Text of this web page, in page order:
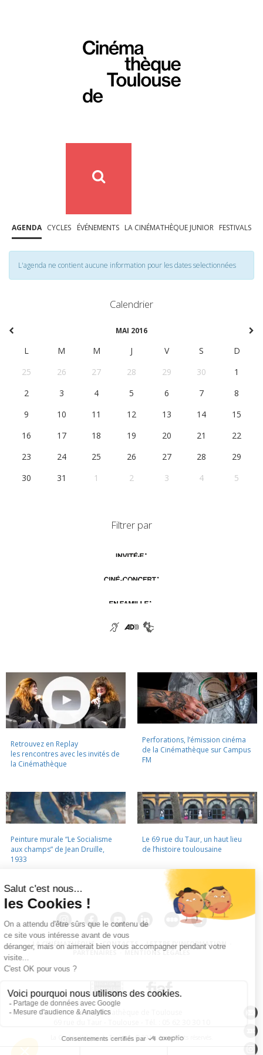
AGENDA CYCLES ÉVÉNEMENTS LA CINÉMATHÈQUE JUNIOR FESTIVALS
L'agenda ne contient aucune information pour les dates selectionnées
Calendrier
MAI 2016
L M M J V S
D
25
26 27 28 29 30
1
2
3 4 5 6 7
8
9
10 11 12 13 14
15
16
17 18 19 20 21
22
23
24 25 26 27 28
29
30
31 1 2 3 4 5
Filtrer par
Retrouvez en Replay
les rencontres avec les invités de
la Cinémathèque
Perforations, l’émission cinéma
de la Cinémathèque sur Campus
FM
Peinture murale “Le Socialisme
aux champs” de Jean Druille,
1933
Le 69 rue du Taur, un haut lieu
de l’histoire toulousaine
LA CINÉMATHÈQUE · CONTACTS · LETTRE D'INFORMATION
PARTENAIRES · MENTIONS LÉGALES
La Cinémathèque de Toulouse
La Cinémathèque de Toulouse © 2015. Tous droits réservés.